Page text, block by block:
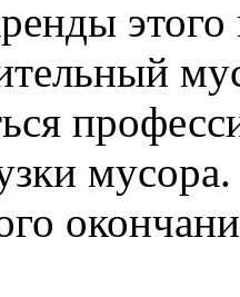
этого
мусора.